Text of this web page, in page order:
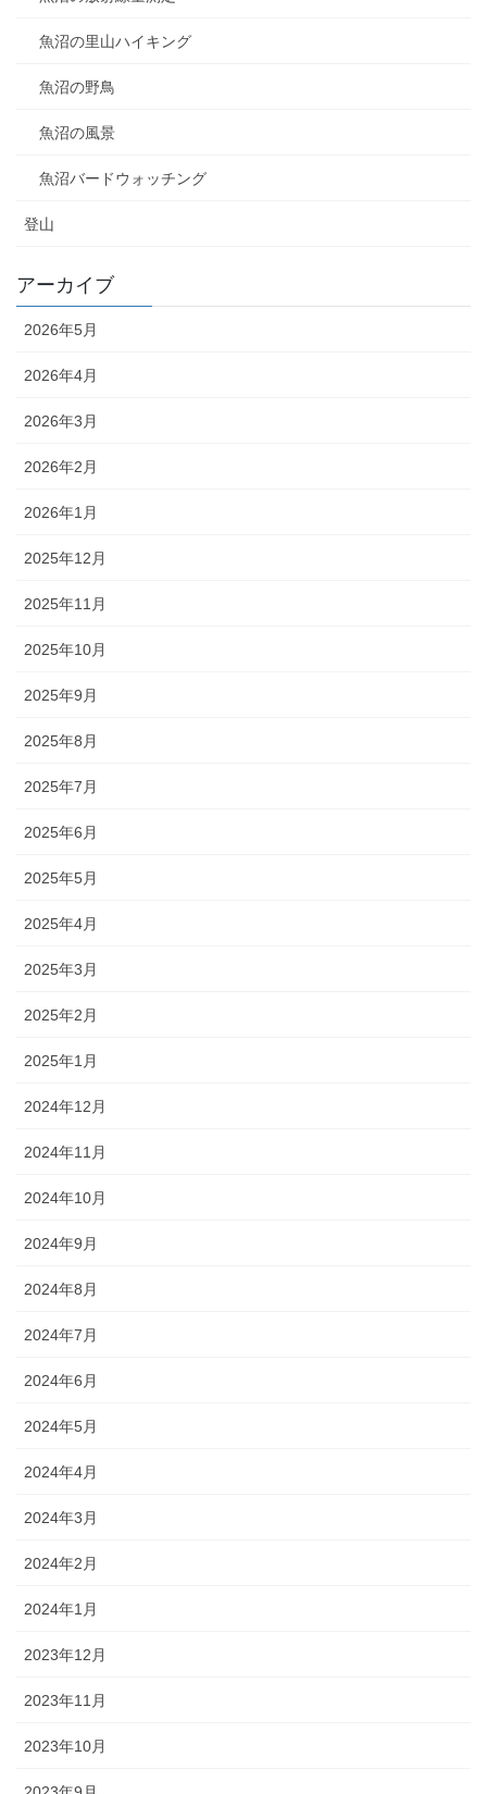
魚沼の里山ハイキング
魚沼の野鳥
魚沼の風景
魚沼バードウォッチング
登山
アーカイブ
2026年5月
2026年4月
2026年3月
2026年2月
2026年1月
2025年12月
2025年11月
2025年10月
2025年9月
2025年8月
2025年7月
2025年6月
2025年5月
2025年4月
2025年3月
2025年2月
2025年1月
2024年12月
2024年11月
2024年10月
2024年9月
2024年8月
2024年7月
2024年6月
2024年5月
2024年4月
2024年3月
2024年2月
2024年1月
2023年12月
2023年11月
2023年10月